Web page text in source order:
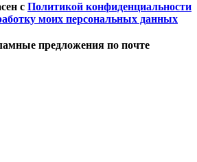
с Политикой конфиденциальности
моих персональных данных
предложения по почте